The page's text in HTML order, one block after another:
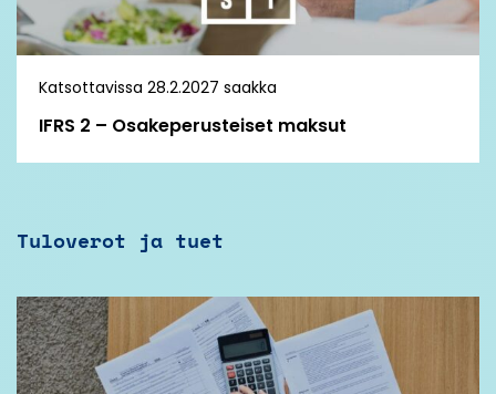
Katsottavissa 28.2.2027 saakka
IFRS 2 – Osakeperusteiset maksut
Tuloverot ja tuet